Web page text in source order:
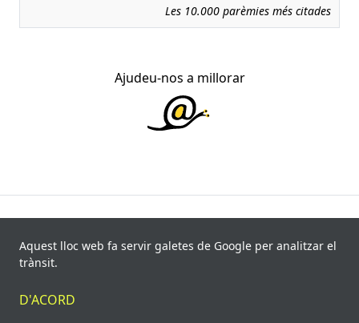
Les 10.000 parèmies més citades
Ajudeu-nos a millorar
recollides de 840 fonts i 8.113 informants. Última
Aquest lloc web fa servir galetes de Google per analitzar el
trànsit.
D'ACORD